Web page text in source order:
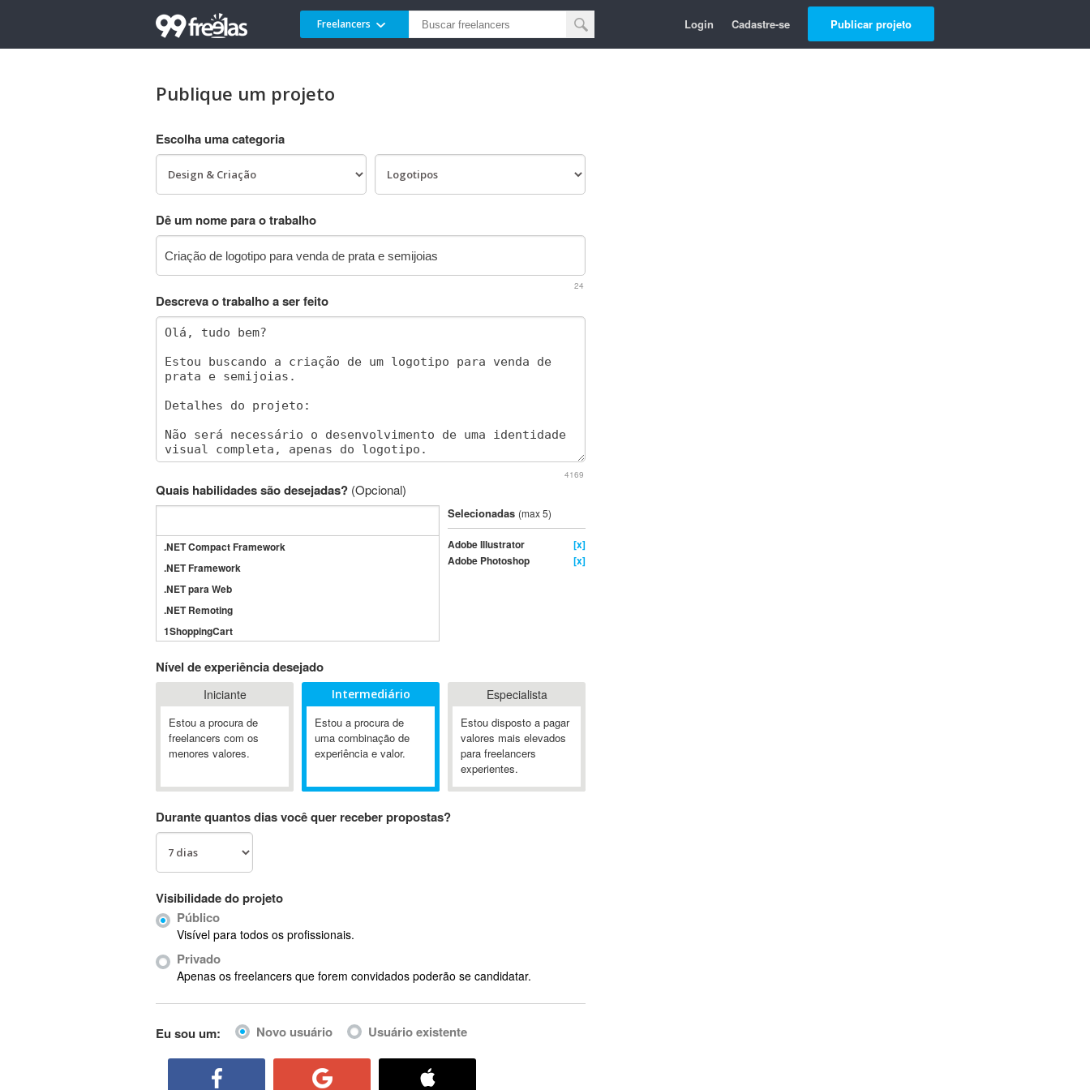
Freelancers Login Cadastre-se Publicar projeto
Publique um projeto
Escolha uma categoria
Dê um nome para o trabalho
24
Descreva o trabalho a ser feito
4169
Quais habilidades são desejadas? (Opcional)
.NET Compact Framework
.NET Framework
.NET para Web
.NET Remoting
1ShoppingCart
3GSM
4D Dimension
802.11
A&P
A-GPS
Ab Initio
ABIS
AbleCommerce
Ableton Live
Abstract Window Toolkit (AWT)
Selecionadas (max 5)
Adobe Illustrator
[x]
Adobe Photoshop
[x]
Nível de experiência desejado
Iniciante
Estou a procura de
freelancers com os
menores valores.
Intermediário
Estou a procura de
uma combinação de
experiência e valor.
Especialista
Estou disposto a pagar
valores mais elevados
para freelancers
experientes.
Durante quantos dias você quer receber propostas?
Visibilidade do projeto
Público
Visível para todos os profissionais.
Privado
Apenas os freelancers que forem convidados poderão se candidatar.
Eu sou um: Novo usuário Usuário existente